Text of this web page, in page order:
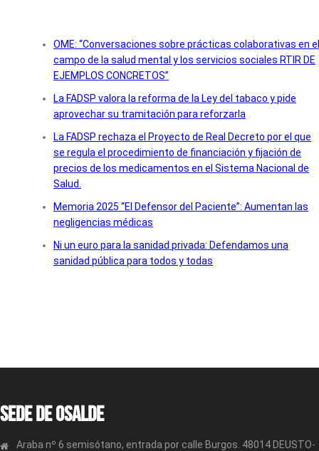
OME: “Conversaciones sobre prácticas colaborativas en el
campo de la salud mental y los servicios sociales RTIR DE
EJEMPLOS CONCRETOS”
La FADSP valora la reforma de la Ley del tabaco y pide
aprovechar su tramitación para reforzarla
La FADSP rechaza el Proyecto de Real Decreto por el que
se regula el procedimiento de financiación y fijación de
precios de los medicamentos en el Sistema Nacional de
Salud.
Memoria 2025 “El Defensor del Paciente”: Aumentan las
negligencias médicas
Ni un euro para la sanidad privada: Defendamos una
sanidad pública para todos y todas
Sede de OSALDE
Araba nº 6 semisótano, entrada por calle Burgos. 48014 DEUSTO-